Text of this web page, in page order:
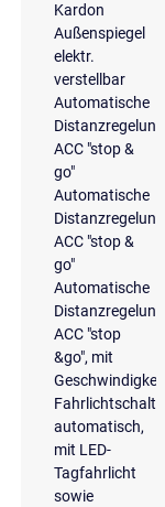
Kardon
Außenspiegel
elektr.
verstellbar
Automatische
Distanzregelung
ACC "stop &
go"
Automatische
Distanzregelung
ACC "stop &
go"
Automatische
Distanzregelung
ACC "stop
&go", mit
automatisch,
mit LED-
Tagfahrlicht
sowie